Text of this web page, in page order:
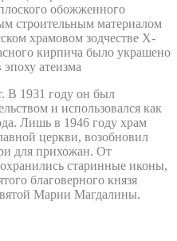
обожженного
строительным материалом
храмовом зодчестве X-
кирпича было украшено
атеизма
В 1931 году он был
и использовался как
Лишь в 1946 году храм
церкви, возобновил
для прихожан. От
старинные иконы,
благоверного князя
Марии Магдалины.